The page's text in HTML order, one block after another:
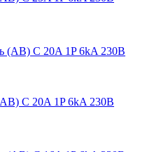
C 20A 1P 6kA 230В